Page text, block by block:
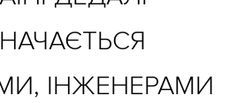
ІНЖЕНЕРАМИ